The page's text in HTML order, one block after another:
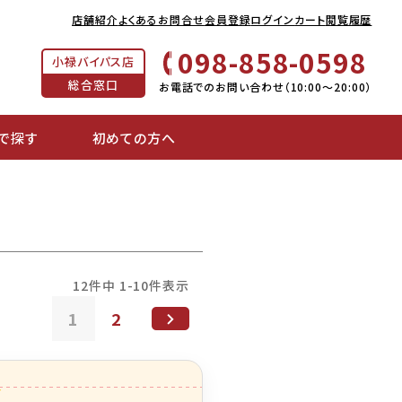
店舗紹介よくあるお問合せ会員登録ログインカート閲覧履歴
小禄バイパス店
総合窓口
098-858-0598
お電話でのお問い合わせ（10:00～20:00）
探す 初めての方へ
12件中 1-10件表示
1 2